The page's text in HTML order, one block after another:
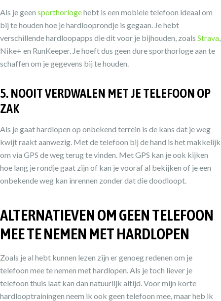
Als je geen sporthorlogehebt is een mobiele telefoon ideaal om
bij te houden hoe je hardlooprondje is gegaan. Je hebt
verschillende hardloopapps die dit voor je bijhouden, zoals Strava,
Nike+ en RunKeeper. Je hoeft dus geen dure sporthorloge aan te
schaffen om je gegevens bij te houden.
5. NOOIT VERDWALEN MET JE TELEFOON OP
ZAK
Als je gaat hardlopen op onbekend terrein is de kans dat je weg
kwijt raakt aanwezig. Met de telefoon bij de hand is het makkelijk
om via GPS de weg terug te vinden. Met GPS kan je ook kijken
hoe lang je rondje gaat zijn of kan je vooraf al bekijken of je een
onbekende weg kan inrennen zonder dat die doodloopt.
ALTERNATIEVEN OM GEEN TELEFOON
MEE TE NEMEN MET HARDLOPEN
Zoals je al hebt kunnen lezen zijn er genoeg redenen om je
telefoon mee te nemen met hardlopen. Als je toch liever je
telefoon thuis laat kan dan natuurlijk altijd. Voor mijn korte
hardlooptrainingen neem ik ook geen telefoon mee, maar heb ik